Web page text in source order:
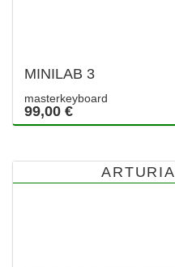
MINILAB 3
masterkeyboard
99,00 €
ARTURIA